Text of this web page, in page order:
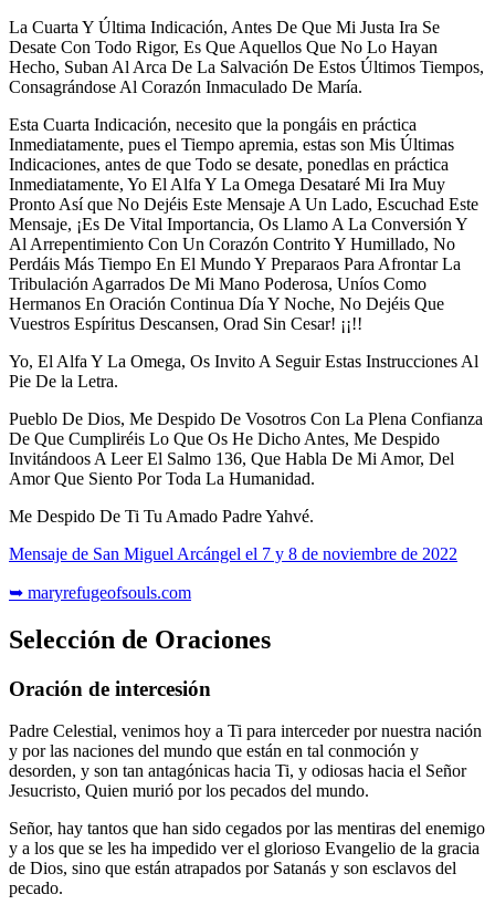
La Cuarta Y Última Indicación, Antes De Que Mi Justa Ira Se
Desate Con Todo Rigor, Es Que Aquellos Que No Lo Hayan
Hecho, Suban Al Arca De La Salvación De Estos Últimos Tiempos,
Consagrándose Al Corazón Inmaculado De María.
Esta Cuarta Indicación, necesito que la pongáis en práctica
Inmediatamente, pues el Tiempo apremia, estas son Mis Últimas
Indicaciones, antes de que Todo se desate, ponedlas en práctica
Inmediatamente, Yo El Alfa Y La Omega Desataré Mi Ira Muy
Pronto Así que No Dejéis Este Mensaje A Un Lado, Escuchad Este
Mensaje, ¡Es De Vital Importancia, Os Llamo A La Conversión Y
Al Arrepentimiento Con Un Corazón Contrito Y Humillado, No
Perdáis Más Tiempo En El Mundo Y Preparaos Para Afrontar La
Tribulación Agarrados De Mi Mano Poderosa, Uníos Como
Hermanos En Oración Continua Día Y Noche, No Dejéis Que
Vuestros Espíritus Descansen, Orad Sin Cesar! ¡¡!!
Yo, El Alfa Y La Omega, Os Invito A Seguir Estas Instrucciones Al
Pie De la Letra.
Pueblo De Dios, Me Despido De Vosotros Con La Plena Confianza
De Que Cumpliréis Lo Que Os He Dicho Antes, Me Despido
Invitándoos A Leer El Salmo 136, Que Habla De Mi Amor, Del
Amor Que Siento Por Toda La Humanidad.
Me Despido De Ti Tu Amado Padre Yahvé.
Mensaje de San Miguel Arcángel el 7 y 8 de noviembre de 2022
➥ maryrefugeofsouls.com
Selección de Oraciones
Oración de intercesión
Padre Celestial, venimos hoy a Ti para interceder por nuestra nación
y por las naciones del mundo que están en tal conmoción y
desorden, y son tan antagónicas hacia Ti, y odiosas hacia el Señor
Jesucristo, Quien murió por los pecados del mundo.
Señor, hay tantos que han sido cegados por las mentiras del enemigo
y a los que se les ha impedido ver el glorioso Evangelio de la gracia
de Dios, sino que están atrapados por Satanás y son esclavos del
pecado.